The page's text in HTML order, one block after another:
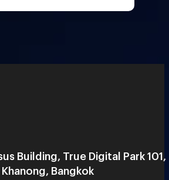
Building, True Digital Park 101,
Bangkok